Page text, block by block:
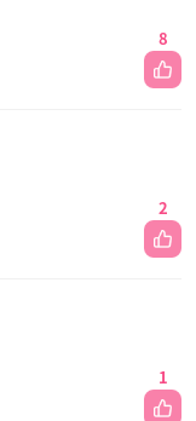
8
2
1